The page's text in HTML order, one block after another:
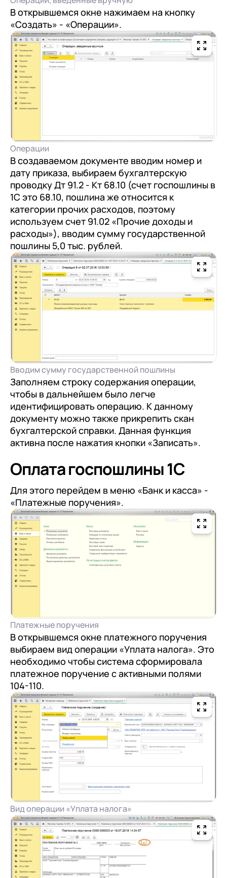
В открывшемся окне нажимаем на кнопку
«Создать» - «Операции».
Операции
В создаваемом документе вводим номер и
дату приказа, выбираем бухгалтерскую
проводку Дт 91.2 - Кт 68.10 (счет госпошлины в
1С это 68.10, пошлина же относится к
категории прочих расходов, поэтому
используем счет 91.02 «Прочие доходы и
расходы»), вводим сумму государственной
пошлины 5,0 тыс. рублей.
Вводим сумму государственной пошлины
Заполняем строку содержания операции,
чтобы в дальнейшем было легче
идентифицировать операцию. К данному
документу можно также прикрепить скан
бухгалтерской справки. Данная функция
активна после нажатия кнопки «Записать».
Оплата госпошлины 1С
Для этого перейдем в меню «Банк и касса» -
«Платежные поручения».
Платежные поручения
В открывшемся окне платежного поручения
выбираем вид операции «Уплата налога». Это
необходимо чтобы система сформировала
платежное поручение с активными полями
104-110.
Вид операции «Уплата налога»